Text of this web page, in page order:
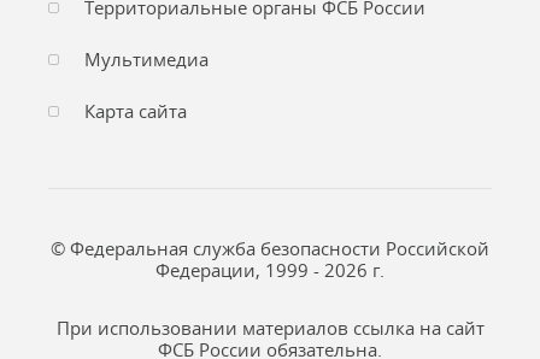
Территориальные органы ФСБ России
Мультимедиа
Карта сайта
© Федеральная служба безопасности Российской
Федерации, 1999 - 2026 г.
При использовании материалов ссылка на сайт
ФСБ России обязательна.